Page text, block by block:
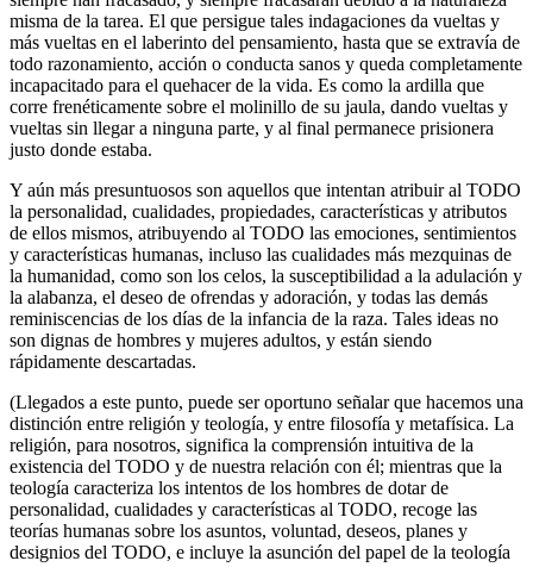
misma de la tarea. El que persigue tales indagaciones da vueltas y
más vueltas en el laberinto del pensamiento, hasta que se extravía de
todo razonamiento, acción o conducta sanos y queda completamente
incapacitado para el quehacer de la vida. Es como la ardilla que
corre frenéticamente sobre el molinillo de su jaula, dando vueltas y
vueltas sin llegar a ninguna parte, y al final permanece prisionera
justo donde estaba.
Y aún más presuntuosos son aquellos que intentan atribuir al TODO
la personalidad, cualidades, propiedades, características y atributos
de ellos mismos, atribuyendo al TODO las emociones, sentimientos
y características humanas, incluso las cualidades más mezquinas de
la humanidad, como son los celos, la susceptibilidad a la adulación y
la alabanza, el deseo de ofrendas y adoración, y todas las demás
reminiscencias de los días de la infancia de la raza. Tales ideas no
son dignas de hombres y mujeres adultos, y están siendo
rápidamente descartadas.
(Llegados a este punto, puede ser oportuno señalar que hacemos una
distinción entre religión y teología, y entre filosofía y metafísica. La
religión, para nosotros, significa la comprensión intuitiva de la
existencia del TODO y de nuestra relación con él; mientras que la
teología caracteriza los intentos de los hombres de dotar de
personalidad, cualidades y características al TODO, recoge las
teorías humanas sobre los asuntos, voluntad, deseos, planes y
designios del TODO, e incluye la asunción del papel de la teología